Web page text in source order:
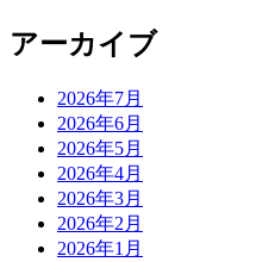
アーカイブ
2026年7月
2026年6月
2026年5月
2026年4月
2026年3月
2026年2月
2026年1月